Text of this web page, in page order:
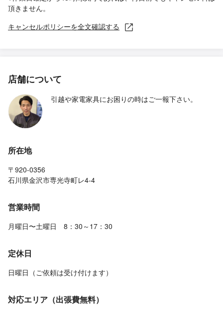
頂きません。
キャンセルポリシーを全文確認する
店舗について
引越や家電家具にお困りの時はご一報下さい。
所在地
〒920-0356
石川県金沢市専光寺町レ4-4
営業時間
月曜日〜土曜日 8：30～17：30
定休日
日曜日（ご依頼は受け付けます）
対応エリア（出張費無料）